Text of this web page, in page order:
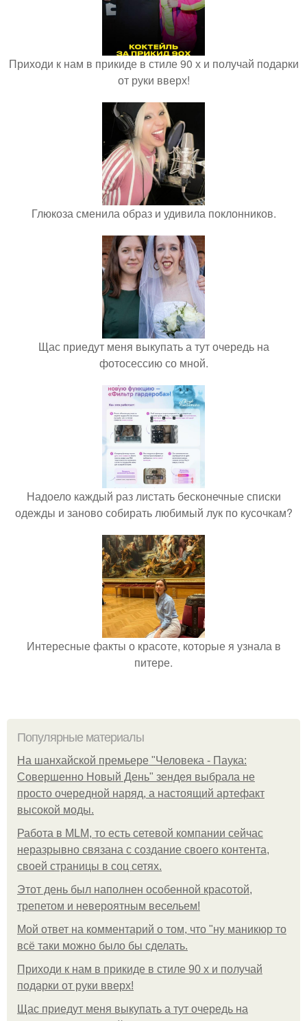
Приходи к нам в прикиде в стиле 90 х и получай подарки
от руки вверх!
Глюкоза сменила образ и удивила поклонников.
Щас приедут меня выкупать а тут очередь на
фотосессию со мной.
Надоело каждый раз листать бесконечные списки
одежды и заново собирать любимый лук по кусочкам?
Интересные факты о красоте, которые я узнала в
питере.
Популярные материалы
На шанхайской премьере "Человека - Паука:
Совершенно Новый День" зендея выбрала не
просто очередной наряд, а настоящий артефакт
высокой моды.
Работа в MLM, то есть сетевой компании сейчас
неразрывно связана с создание своего контента,
своей страницы в соц сетях.
Этот день был наполнен особенной красотой,
трепетом и невероятным весельем!
Мой ответ на комментарий о том, что "ну маникюр то
всё таки можно было бы сделать.
Приходи к нам в прикиде в стиле 90 х и получай
подарки от руки вверх!
Щас приедут меня выкупать а тут очередь на